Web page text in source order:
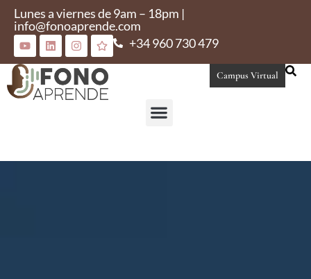
Lunes a viernes de 9am – 18pm |
info@fonoaprende.com
+34 960 730 479
Campus Virtual